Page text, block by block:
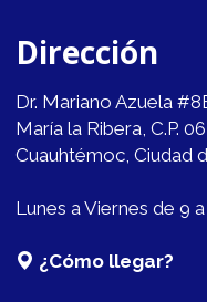
Dirección
Dr. Mariano Azuela
María la Ribera, C.P.
Cuauhtémoc, Ciudad
Lunes a Viernes de 9
¿Cómo llegar?